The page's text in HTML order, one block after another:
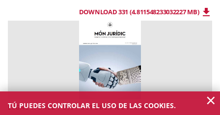
DOWNLOAD 331 (4.811548233032227 MB)
LEGAL WORLD / 319 - OCTOBER-NOVEMBER 2018
TÚ PUEDES CONTROLAR EL USO DE LAS COOKIES.
×